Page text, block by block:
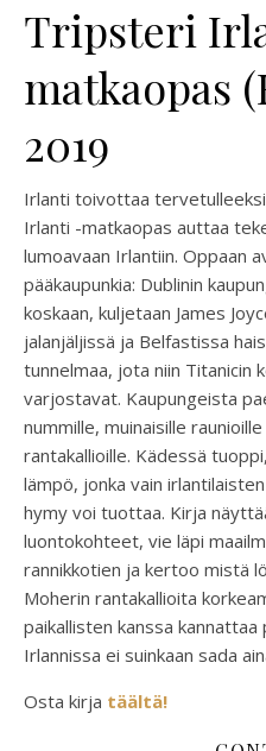
Tripsteri
matkaopas
2019
Irlanti toivottaa
Irlanti -matkaopas auttaa
lumoavaan Irlantiin. Oppaan
pääkaupunkia: Dublinin
koskaan, kuljetaan James
jalanjäljissä ja Belfastissa
tunnelmaa, jota niin Titanicin
varjostavat. Kaupungeista
nummille, muinaisille
rantakallioille. Kädessä
lämpö, jonka vain
hymy voi tuottaa. Kirja
luontokohteet, vie läpi
rannikkotien ja kertoo mistä
Moherin rantakallioita
paikallisten kanssa kannattaa
Irlannissa ei suinkaan sada
Osta kirja täältä!